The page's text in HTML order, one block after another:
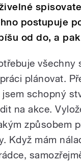
postupuje
od do, a
všechny
plánovat.
schopný
na akce.
způsobem
Když mám